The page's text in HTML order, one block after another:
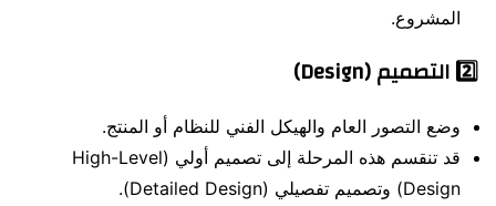
المشروع.
2️⃣التصميم (Design)
وضع التصور العام والهيكل الفني للنظام أو المنتج.
قد تنقسم هذه المرحلة إلى تصميم أولي (High-Level
Design) وتصميم تفصيلي (Detailed Design).